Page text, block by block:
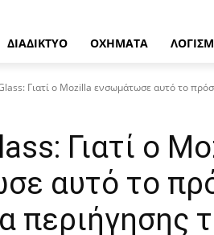
ΔΙΑΔΊΚΤΥΟ ΟΧΉΜΑΤΑ
Γιατί ο Mozilla ενσωμάτωσε αυτό το
Γιατί ο
αυτό το
περιήγησης